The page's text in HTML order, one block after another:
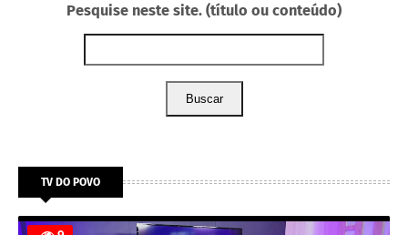
Pesquise neste site. (título ou conteúdo)
Buscar
TV DO POVO